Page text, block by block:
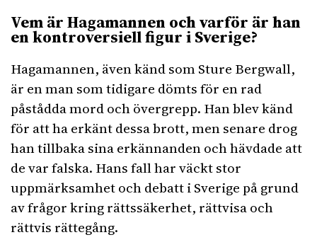
Vem är Hagamannen och varför är han
en kontroversiell figur i Sverige?
Hagamannen, även känd som Sture Bergwall,
är en man som tidigare dömts för en rad
påstådda mord och övergrepp. Han blev känd
för att ha erkänt dessa brott, men senare drog
han tillbaka sina erkännanden och hävdade att
de var falska. Hans fall har väckt stor
uppmärksamhet och debatt i Sverige på grund
av frågor kring rättssäkerhet, rättvisa och
rättvis rättegång.